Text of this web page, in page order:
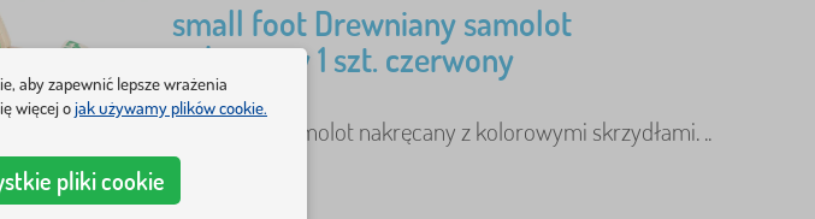
small foot Drewniany samolot
nakręcany 1 szt. czerwony
Drewniany samolot nakręcany z kolorowymi skrzydłami. ..
więcej
aby zapewnić lepsze wrażenia
więcej ojak używamy plików cookie.
pliki cookie